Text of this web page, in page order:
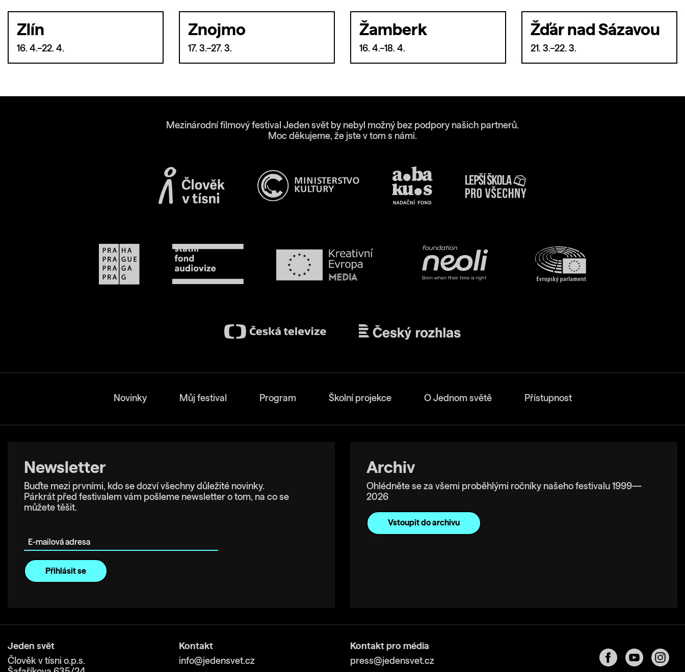
Zlín
16. 4.–22. 4.
Znojmo
17. 3.–27. 3.
Žamberk
16. 4.–18. 4.
Žďár nad Sázavou
21. 3.–22. 3.
Mezinárodní filmový festival Jeden svět by nebyl možný bez podpory našich partnerů.
Moc děkujeme, že jste v tom s námi.
Novinky Můj festival Program Školní projekce O Jednom světě Přístupnost
Newsletter
Buďte mezi prvními, kdo se dozví všechny důležité novinky.
Párkrát před festivalem vám pošleme newsletter o tom, na co se
můžete těšit.
Archiv
Ohlédněte se za všemi proběhlými ročníky našeho festivalu 1999—
2026
Vstoupit do archivu
Jeden svět
Člověk v tísni o.p.s.
Kontakt
info@jedensvet.cz
Kontakt pro média
press@jedensvet.cz